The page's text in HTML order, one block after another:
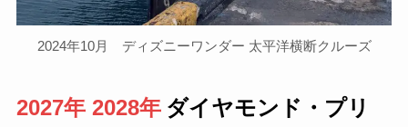
2024年10月 ディズニーワンダー 太平洋横断クルーズ
2027年 2028年 ダイヤモンド・プリ